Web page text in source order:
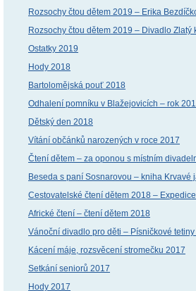
Rozsochy čtou dětem 2019 – Erika
Rozsochy čtou dětem 2019 – Divadlo Zlatý
Ostatky 2019
Hody 2018
Bartolomějská pouť 2018
Odhalení pomníku v Blažejovicích – rok
Dětský den 2018
Vítání občánků narozených v roce 2017
Čtení dětem – za oponou s místním
Beseda s paní Sosnarovou – kniha Krvavé
Cestovatelské čtení dětem 2018 –
Africké čtení – čtení dětem 2018
Vánoční divadlo pro děti – Písničkové
Kácení máje, rozsvěcení stromečku 2017
Setkání seniorů 2017
Hody 2017